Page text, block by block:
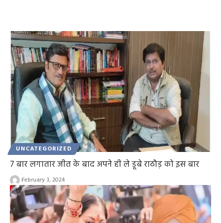
UNCATEGORIZED
7 बार लगातार जीत के बाद अपने ही ले डूबे राठौड़ को इस बार
February 3, 2024